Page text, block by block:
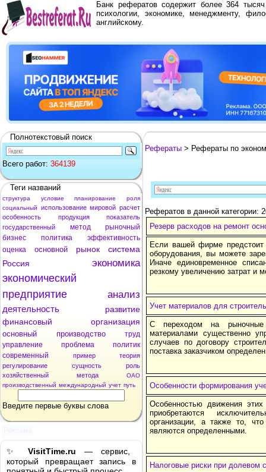
Банк рефератов содержит более 364
психологии, экономике, менеджменту,
английскому.
Полнотекстовый поиск
Всего работ: 364139
Теги названий
структура условие планирование
роля
социальный
использование мировой расчет
особенность
продукция
показатель
государственный
метод
рыночный
бизнес
политика
эффективность
оценка
основной рынок
система
Россия
экономика
экономический
предприятие
анализ
деятельность
развитие
финансовый
организация
основный производство
труд
управление
проблема
политик
современный
пример
теория
регулирование
сущность
роль
хозяйственный
метода
ОАО
производственный международный учет путь
Введите первые буквы слова
✨ VisitTime.ru — сервис,
который превращает запись в
Рефераты > Рефераты по
Рефератов в данной категории:
Резерв расходов на ремонт
Если вашей фирме
оборудования, вы можете
Иначе единовременное
резкому увеличению затрат и
Учет материалов для
С переходом на рыночные
материалами существенно
случаев по договору
поставка заказчиком
Особенности формирования
Особенностью движения
приобретаются
организации, а также то,
являются определенными.
Налоговые риски при долевом